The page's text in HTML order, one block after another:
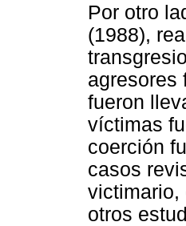
Por otro
(1988),
agresores
fueron
víctimas
coerción
casos
victimario,
otros